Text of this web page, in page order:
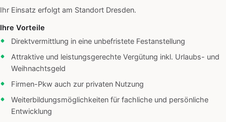
Ihr Einsatz erfolgt am Standort Dresden.
Ihre Vorteile
Direktvermittlung in eine unbefristete Festanstellung
Attraktive und leistungsgerechte Vergütung inkl. Urlaubs- und
Weihnachtsgeld
Firmen-Pkw auch zur privaten Nutzung
Weiterbildungsmöglichkeiten für fachliche und persönliche
Entwicklung